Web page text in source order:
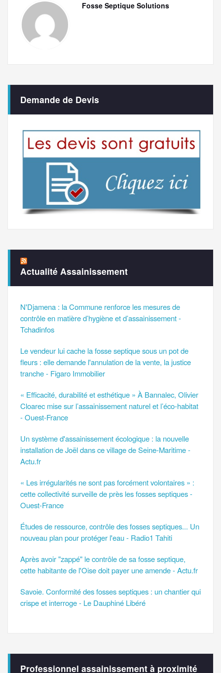
Fosse Septique Solutions
Demande de Devis
Actualité Assainissement
N'Djamena : la Commune renforce les mesures de
contrôle en matière d’hygiène et d’assainissement -
Tchadinfos
Le vendeur lui cache la fosse septique sous un pot de
fleurs : elle demande l'annulation de la vente, la justice
tranche - Figaro Immobilier
« Efficacité, durabilité et esthétique » À Bannalec, Olivier
Cloarec mise sur l’assainissement naturel et l’éco-habitat
- Ouest-France
Un système d'assainissement écologique : la nouvelle
installation de Joël dans ce village de Seine-Maritime -
Actu.fr
« Les irrégularités ne sont pas forcément volontaires » :
cette collectivité surveille de près les fosses septiques -
Ouest-France
Études de ressource, contrôle des fosses septiques... Un
nouveau plan pour protéger l'eau - Radio1 Tahiti
Après avoir "zappé" le contrôle de sa fosse septique,
cette habitante de l'Oise doit payer une amende - Actu.fr
Savoie. Conformité des fosses septiques : un chantier qui
crispe et interroge - Le Dauphiné Libéré
Professionnel assainissement à proximité